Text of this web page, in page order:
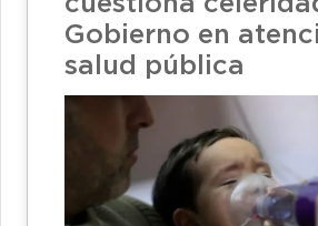
Gobierno en
salud pública